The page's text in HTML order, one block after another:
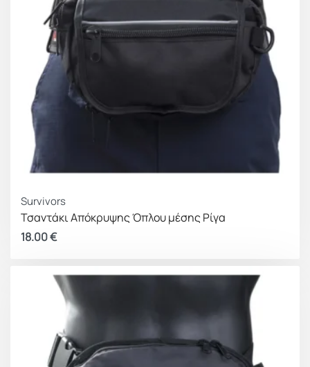
Survivors
Τσαντάκι Απόκρυψης Όπλου μέσης Ρίγα
18.00€